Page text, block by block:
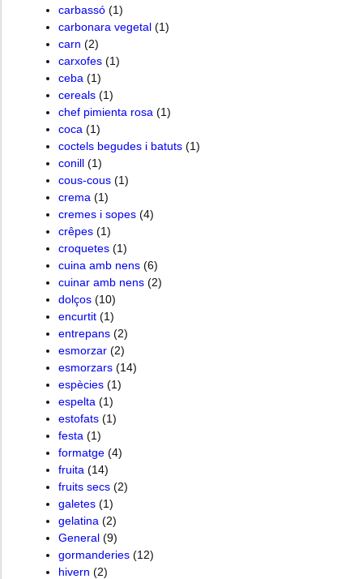
carbassó (1)
carbonara vegetal (1)
carn (2)
carxofes (1)
ceba (1)
cereals (1)
chef pimienta rosa (1)
coca (1)
coctels begudes i batuts (1)
conill (1)
cous-cous (1)
crema (1)
cremes i sopes (4)
crêpes (1)
croquetes (1)
cuina amb nens (6)
cuinar amb nens (2)
dolços (10)
encurtit (1)
entrepans (2)
esmorzar (2)
esmorzars (14)
espècies (1)
espelta (1)
estofats (1)
festa (1)
formatge (4)
fruita (14)
fruits secs (2)
galetes (1)
gelatina (2)
General (9)
gormanderies (12)
hivern (2)